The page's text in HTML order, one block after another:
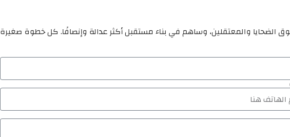
الضحايا والمعتقلين، وساهم في بناء مستقبل أكثر عدالة وإنصافًا. كل خطوة صغيرة